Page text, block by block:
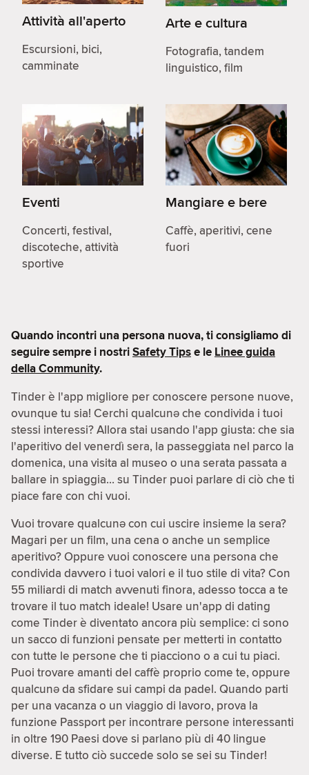
Attività all'aperto
Escursioni, bici,
camminate
Arte e cultura
Fotografia, tandem
linguistico, film
Eventi
Concerti, festival,
discoteche, attività
sportive
Mangiare e bere
Caffè, aperitivi, cene
fuori
Quando incontri una persona nuova, ti consigliamo di
seguire sempre i nostriSafety Tipse le Linee guida
della Community.
Tinder è l'app migliore per conoscere persone nuove,
ovunque tu sia! Cerchi qualcunə che condivida i tuoi
stessi interessi? Allora stai usando l'app giusta: che sia
l'aperitivo del venerdì sera, la passeggiata nel parco la
domenica, una visita al museo o una serata passata a
ballare in spiaggia… su Tinder puoi parlare di ciò che ti
piace fare con chi vuoi.
Vuoi trovare qualcunə con cui uscire insieme la sera?
Magari per un film, una cena o anche un semplice
aperitivo? Oppure vuoi conoscere una persona che
condivida davvero i tuoi valori e il tuo stile di vita? Con
55 miliardi di match avvenuti finora, adesso tocca a te
trovare il tuo match ideale! Usare un'app di dating
come Tinder è diventato ancora più semplice: ci sono
un sacco di funzioni pensate per metterti in contatto
con tutte le persone che ti piacciono o a cui tu piaci.
Puoi trovare amanti del caffè proprio come te, oppure
qualcunə da sfidare sui campi da padel. Quando parti
per una vacanza o un viaggio di lavoro, prova la
funzione Passport per incontrare persone interessanti
in oltre 190 Paesi dove si parlano più di 40 lingue
diverse. E tutto ciò succede solo se sei su Tinder!